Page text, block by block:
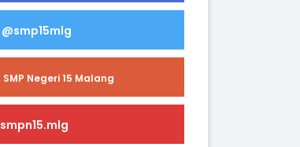
@smp15mlg
SMP Negeri 15 Malang
smpn15.mlg